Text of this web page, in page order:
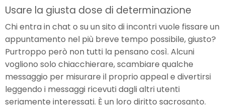
Usare la giusta dose di determinazione
Chi entra in chat o su un sito di incontri vuole fissare un
appuntamento nel più breve tempo possibile, giusto?
Purtroppo però non tutti la pensano così. Alcuni
vogliono solo chiacchierare, scambiare qualche
messaggio per misurare il proprio appeal e divertirsi
leggendo i messaggi ricevuti dagli altri utenti
seriamente interessati. È un loro diritto sacrosanto.